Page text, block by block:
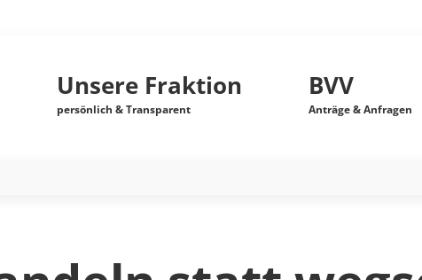
Unsere Fraktion
persönlich & Transparent
BVV
Anträge & Anfragen